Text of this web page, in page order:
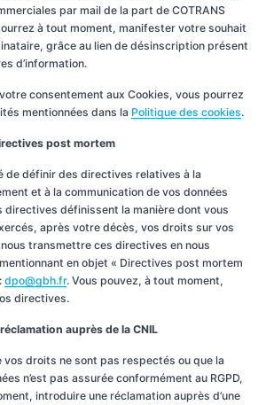
par mail de la part de COTRANS
à tout moment, manifester votre souhait
grâce au lien de désinscription présent
d’information.
consentement aux Cookies, vous pourrez
mentionnées dans la Politique des cookies.
post mortem
de définir des directives relatives à la
et à la communication de vos données
directives définissent la manière dont vous
après votre décès, vos droits sur vos
transmettre ces directives en nous
en objet « Directives post mortem
dpo@gbh.fr. Vous pouvez, à tout moment,
directives.
auprès de la CNIL
vos droits ne sont pas respectés ou que la
n’est pas assurée conformément au RGPD,
introduire une réclamation auprès d’une